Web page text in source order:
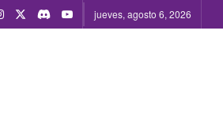
jueves, agosto 6, 2026